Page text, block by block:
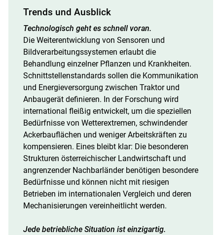
Trends und Ausblick
Technologisch geht es schnell voran.
Die Weiterentwicklung von Sensoren und
Bildverarbeitungssystemen erlaubt die
Behandlung einzelner Pflanzen und Krankheiten.
Schnittstellenstandards sollen die Kommunikation
und Energieversorgung zwischen Traktor und
Anbaugerät definieren. In der Forschung wird
international fleißig entwickelt, um die speziellen
Bedürfnisse von Wetterextremen, schwindender
Ackerbauflächen und weniger Arbeitskräften zu
kompensieren. Eines bleibt klar: Die besonderen
Strukturen österreichischer Landwirtschaft und
angrenzender Nachbarländer benötigen besondere
Bedürfnisse und können nicht mit riesigen
Betrieben im internationalen Vergleich und deren
Mechanisierungen vereinheitlicht werden.
Jede betriebliche Situation ist einzigartig.